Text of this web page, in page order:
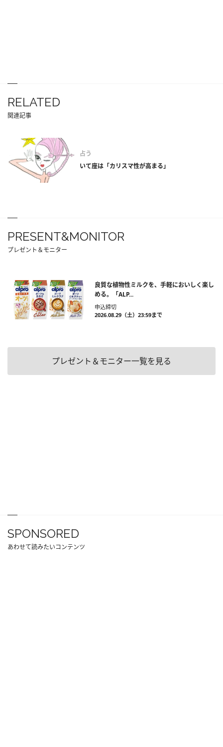
RELATED
関連記事
占う
いて座は「カリスマ性が高まる」
PRESENT&MONITOR
プレゼント＆モニター
良質な植物性ミルクを、手軽においしく楽し
める。「ALP...
申込締切
2026.08.29（土）23:59まで
プレゼント＆モニター一覧を見る
SPONSORED
あわせて読みたいコンテンツ